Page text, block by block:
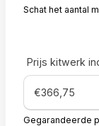
Schat het aantal
Prijs kitwerk
Gegarandeerde